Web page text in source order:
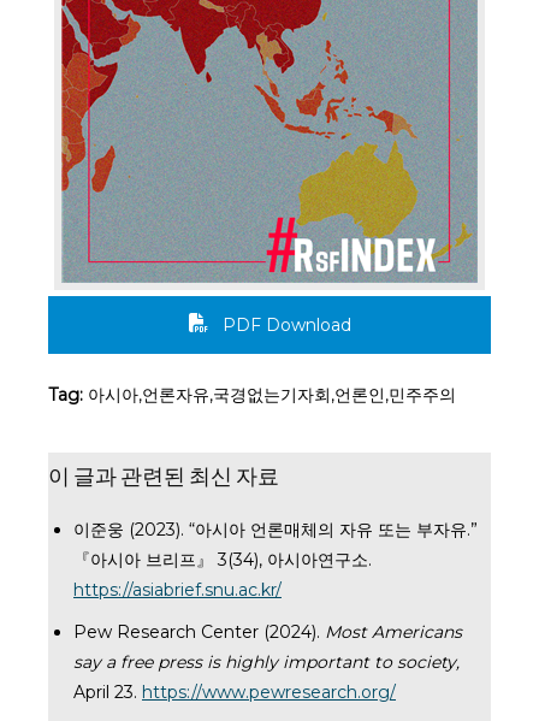
PDF Download
Tag: 아시아,언론자유,국경없는기자회,언론인,민주주의
이 글과 관련된 최신 자료
이준웅 (2023). “아시아 언론매체의 자유 또는 부자유.”
『아시아 브리프』 3(34), 아시아연구소.
https://asiabrief.snu.ac.kr/
Pew Research Center (2024). Most Americans
say a free press is highly important to society,
April 23. https://www.pewresearch.org/